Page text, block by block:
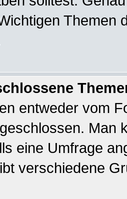
Themen
entweder vom
Man
eine Umfrage
verschiedene